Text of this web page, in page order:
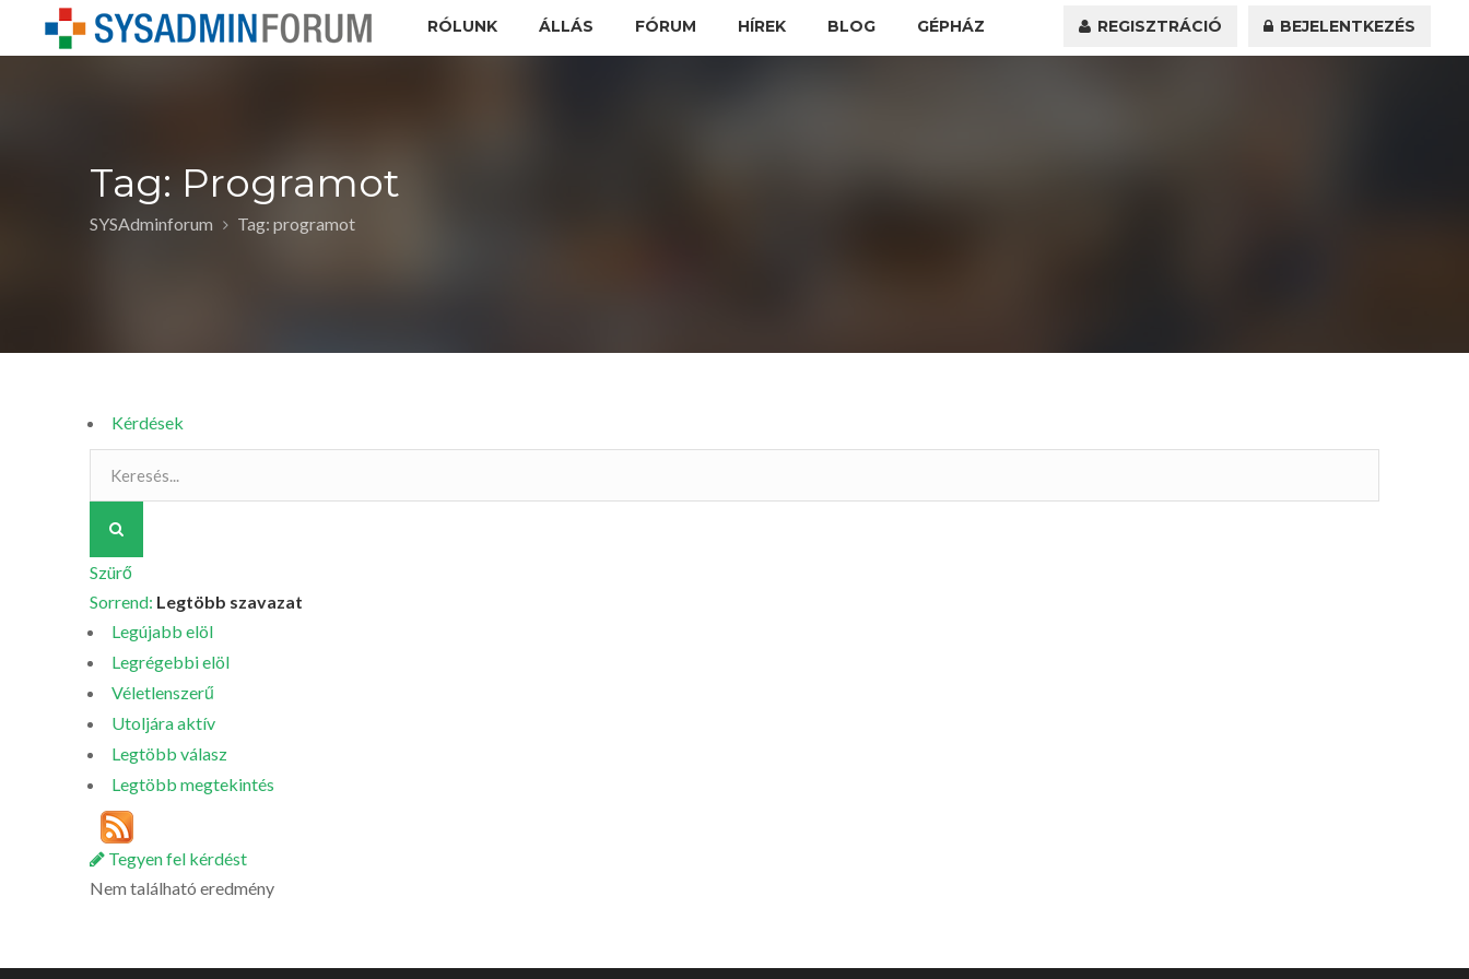
RÓLUNK ÁLLÁS FÓRUM HÍREK BLOG GÉPHÁZ REGISZTRÁCIÓ BEJELENTKEZÉS
Tag: Programot
SYSAdminforum Tag: programot
Kérdések
Szürő
Sorrend: Legtöbb szavazat
Legújabb elöl
Legrégebbi elöl
Véletlenszerű
Utoljára aktív
Legtöbb válasz
Legtöbb megtekintés
Tegyen fel kérdést
Nem található eredmény